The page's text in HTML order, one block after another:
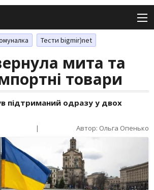
Тести bigmir)net
мита та
товари
підтриманий одразу у двох
| Автор: Ольга Опенько